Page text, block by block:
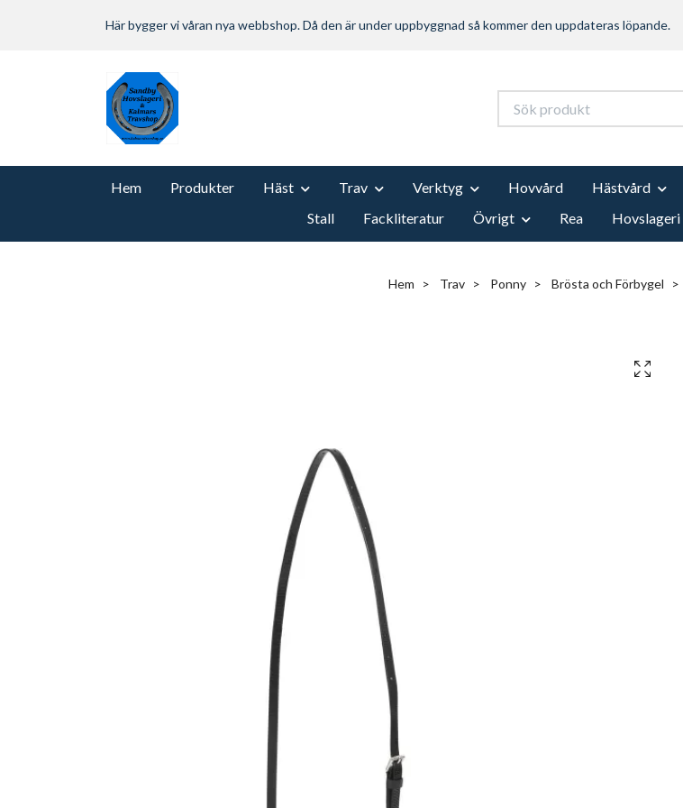
Här bygger vi våran nya webbshop. Då den är under uppbyggnad så kommer den uppdateras löpande.
Hem Produkter Häst Trav Verktyg Hovvård Hästvård
Stall
Fackliteratur Övrigt Rea Hovslageri
Hem Trav Ponny Brösta och Förbygel